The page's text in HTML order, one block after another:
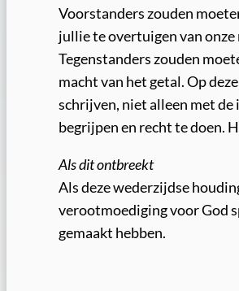
Voorstanders zouden
jullie te overtuigen van
Tegenstanders zouden
macht van het getal. Op
schrijven, niet alleen met
begrijpen en recht te doen.
Als dit ontbreekt
Als deze wederzijdse
verootmoediging voor God
gemaakt hebben.